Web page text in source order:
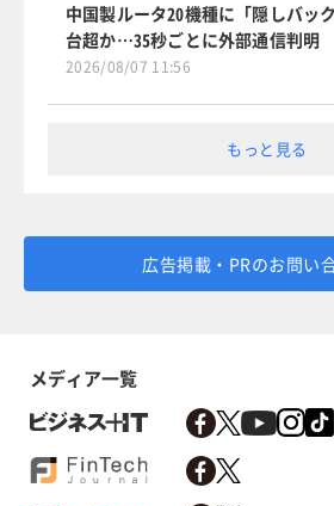
中国製ルータ20機種に「隠しバッ
台超か…35秒ごとに外部通信判明
2026/08/07 11:56
もっと見る
広告掲載・PRのお問い
メディア一覧